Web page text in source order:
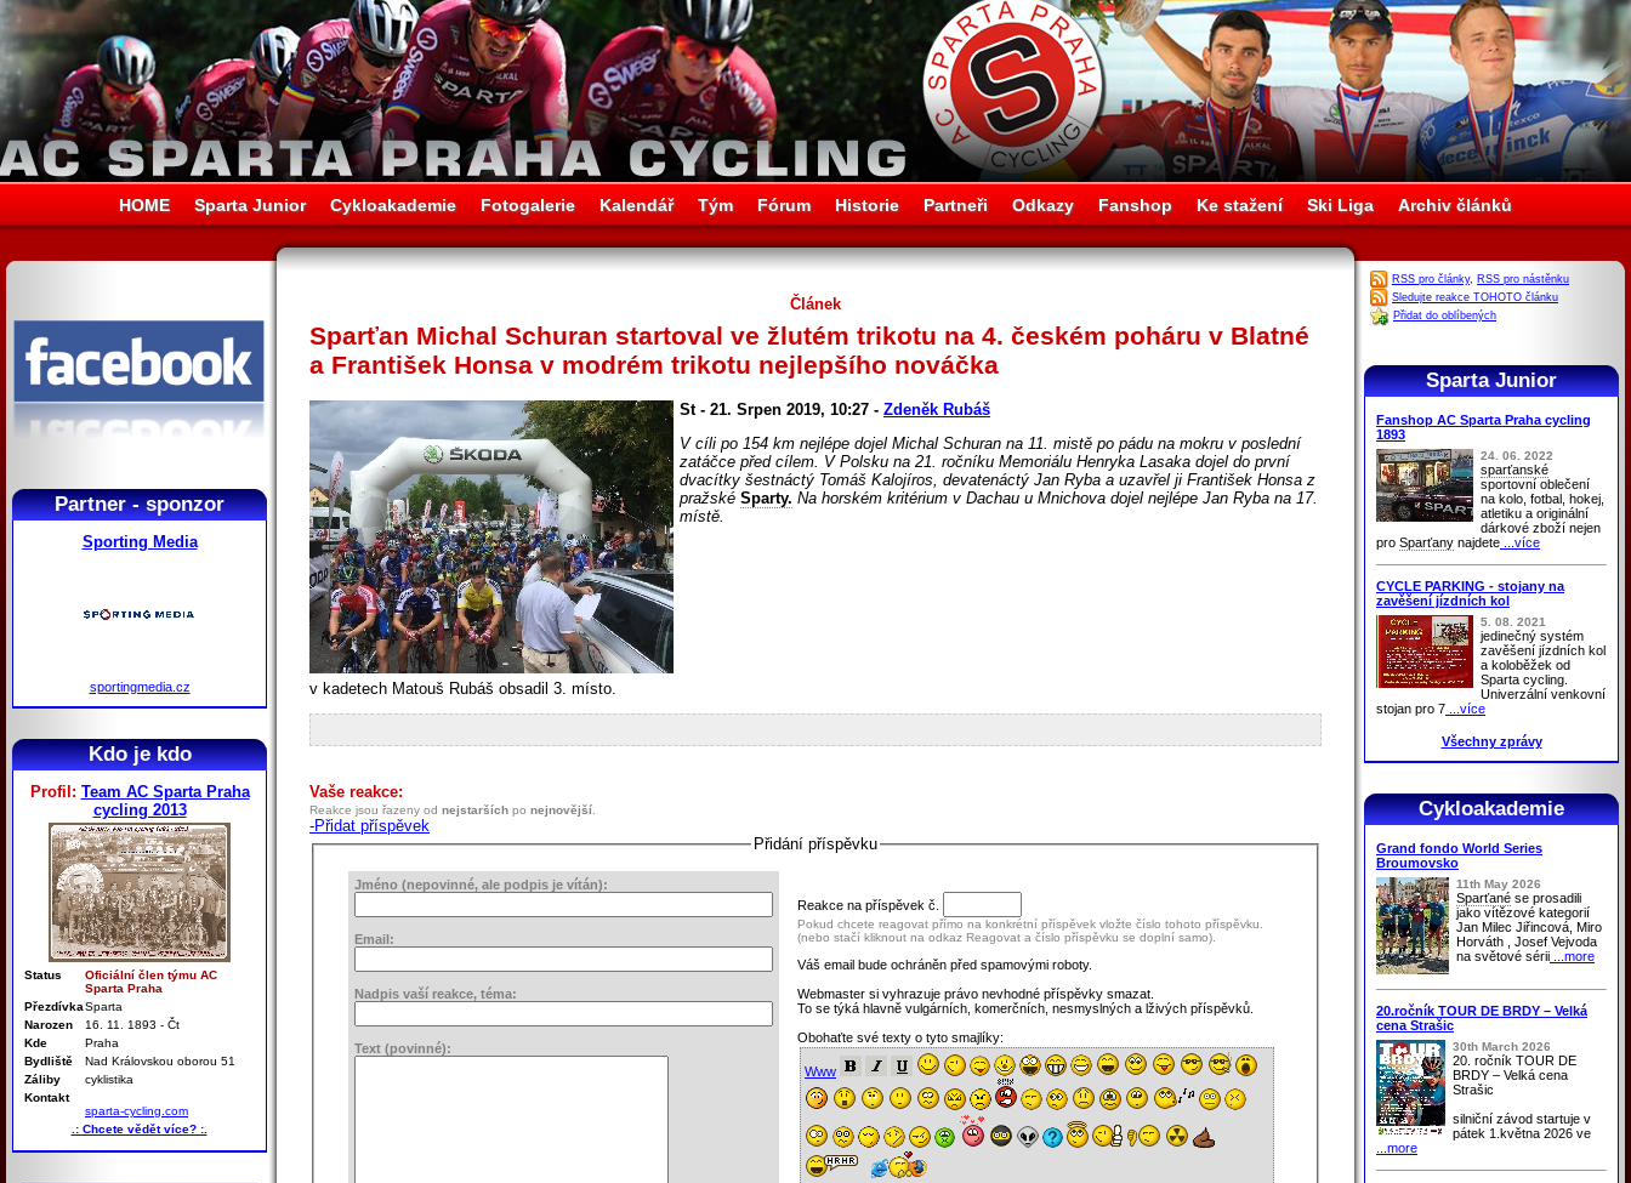
HOME Sparta Junior Cykloakademie Fotogalerie Kalendář Tým Fórum Historie Partneři Odkazy Fanshop Ke stažení Ski Liga Archiv článků
Partner - sponzor
Sporting Media
sportingmedia.cz
Kdo je kdo
Profil: Team AC Sparta Praha
cycling 2013
Status
Oficiální člen týmu AC
Sparta Praha
PřezdívkaSparta
Narozen
16. 11. 1893 - Čt
Kde
Praha
Bydliště
Nad Královskou oborou 51
Záliby
cyklistika
Kontakt
sparta-cycling.com
.: Chcete vědět více? :.
Článek
Sparťan Michal Schuran startoval ve žlutém trikotu na 4. českém poháru v Blatné
a František Honsa v modrém trikotu nejlepšího nováčka
St - 21. Srpen 2019, 10:27 - Zdeněk Rubáš
V cíli po 154 km nejlépe dojel Michal Schuran na 11. mistě po pádu na mokru v poslední
zatáčce před cílem. V Polsku na 21. ročníku Memoriálu Henryka Lasaka dojel do první
dvacítky šestnáctý Tomáš Kalojíros, devatenáctý Jan Ryba a uzavřel ji František Honsa z
pražské Sparty. Na horském kritérium v Dachau u Mnichova dojel nejlépe Jan Ryba na 17.
místě.
v kadetech Matouš Rubáš obsadil 3. místo.
Vaše reakce:
Reakce jsou řazeny od nejstarších po nejnovější.
-Přidat příspěvek
Přidání příspěvku
Jméno (nepovinné, ale podpis je vítán):
Email:
Nadpis vaší reakce, téma:
Text (povinné):
Reakce na příspěvek č.
Pokud chcete reagovat přímo na konkrétní příspěvek vložte číslo tohoto příspěvku.
(nebo stačí kliknout na odkaz Reagovat a číslo příspěvku se doplní samo).
Váš email bude ochráněn před spamovými roboty.
Webmaster si vyhrazuje právo nevhodné příspěvky smazat.
To se týká hlavně vulgárních, komerčních, nesmyslných a lživých příspěvků.
Obohaťte své texty o tyto smajlíky:
Www
RSS pro články, RSS pro nástěnku
Sledujte reakce TOHOTO článku
Přidat do oblíbených
Sparta Junior
Fanshop AC Sparta Praha cycling
1893
24. 06. 2022
sparťanské
sportovní oblečení
na kolo, fotbal, hokej,
atletiku a originální
dárkové zboží nejen
pro Sparťany najdete ...více
CYCLE PARKING - stojany na
zavěšení jízdních kol
5. 08. 2021
jedinečný systém
zavěšení jízdních kol
a koloběžek od
Sparta cycling.
Univerzální venkovní
stojan pro 7 ...více
Všechny zprávy
Cykloakademie
Grand fondo World Series
Broumovsko
11th May 2026
Sparťané se prosadili
jako vítězové kategorií
Jan Milec Jiřincová, Miro
Horváth , Josef Vejvoda
na světové sérii ...more
20.ročník TOUR DE BRDY – Velká
cena Strašic
30th March 2026
20. ročník TOUR DE
BRDY – Velká cena
Strašic
silniční závod startuje v
pátek 1.května 2026 ve
...more